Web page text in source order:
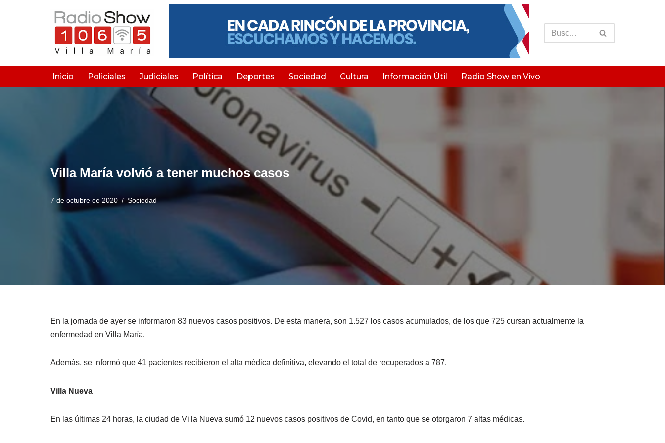
Inicio Policiales Judiciales Política Deportes Sociedad Cultura Información Útil Radio Show en Vivo
Villa María volvió a tener muchos casos
7 de octubre de 2020 Sociedad
En la jornada de ayer se informaron 83 nuevos casos positivos. De esta manera, son 1.527 los casos acumulados, de los que 725 cursan actualmente la
enfermedad en Villa María.
Además, se informó que 41 pacientes recibieron el alta médica definitiva, elevando el total de recuperados a 787.
Villa Nueva
En las últimas 24 horas, la ciudad de Villa Nueva sumó 12 nuevos casos positivos de Covid, en tanto que se otorgaron 7 altas médicas.